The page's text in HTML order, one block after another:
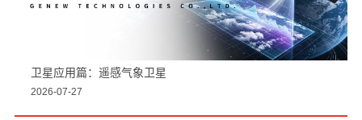
卫星应用篇：遥感气象卫星
2026-07-27